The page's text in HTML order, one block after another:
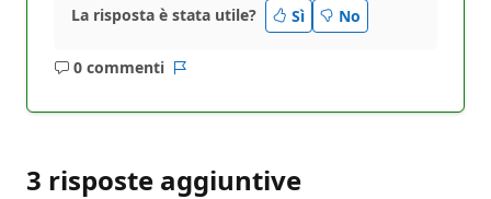
La risposta è stata utile? Sì No
0 commenti
Nessun
3 risposte aggiuntive